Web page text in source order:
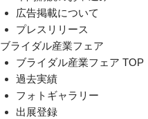
広告掲載について
プレスリリース
ブライダル産業フェア
ブライダル産業フェア TOP
過去実績
フォトギャラリー
出展登録